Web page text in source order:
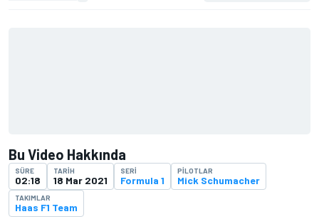
Bu Video Hakkında
SÜRE
02:18
TARIH
18 Mar 2021
SERI
Formula 1
PILOTLAR
Mick Schumacher
TAKIMLAR
Haas F1 Team